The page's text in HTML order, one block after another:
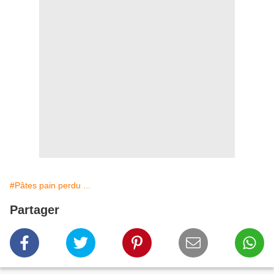
#Pâtes pain perdu ...
Partager